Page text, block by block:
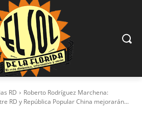
RD
Roberto Rodríguez Marchena:
RD y República Popular China mejorarán...